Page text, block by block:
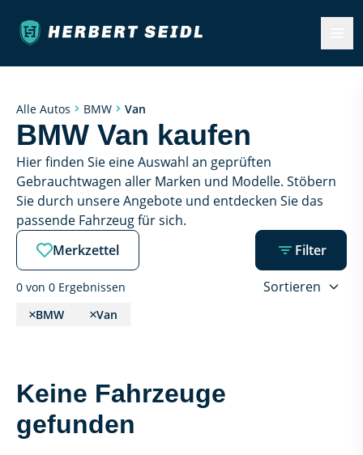
Alle Autos BMW Van
BMW Van kaufen
Hier finden Sie eine Auswahl an geprüften
Gebrauchtwagen aller Marken und Modelle. Stöbern
Sie durch unsere Angebote und entdecken Sie das
passende Fahrzeug für sich.
Merkzettel
Filter
0 von 0 Ergebnissen Sortieren
BMW Van
Keine Fahrzeuge
gefunden